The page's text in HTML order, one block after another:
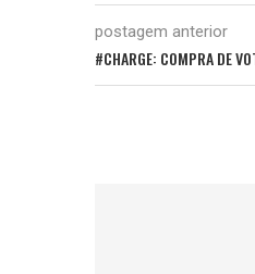
postagem anterior
#CHARGE: COMPRA DE